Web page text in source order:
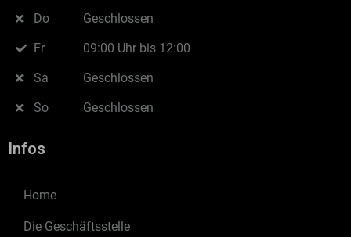
Do
Fr
Sa
So
Geschlossen
09:00 Uhr bis 12:00
Geschlossen
Geschlossen
Infos
Home
Die Geschäftsstelle